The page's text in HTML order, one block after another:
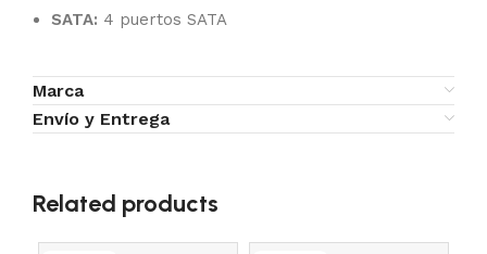
SATA: 4 puertos SATA
Marca
Envío y Entrega
Related products